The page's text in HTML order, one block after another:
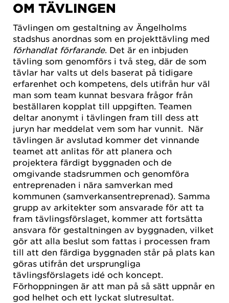
OM TÄVLINGEN
Tävlingen om gestaltning av Ängelholms
stadshus anordnas som en projekttävling med
förhandlat förfarande. Det är en inbjuden
tävling som genomförs i två steg, där de som
tävlar har valts ut dels baserat på tidigare
erfarenhet och kompetens, dels utifrån hur väl
man som team kunnat besvara frågor från
beställaren kopplat till uppgiften. Teamen
deltar anonymt i tävlingen fram till dess att
juryn har meddelat vem som har vunnit. När
tävlingen är avslutad kommer det vinnande
teamet att anlitas för att planera och
projektera färdigt byggnaden och de
omgivande stadsrummen och genomföra
entreprenaden i nära samverkan med
kommunen (samverkansentreprenad). Samma
grupp av arkitekter som ansvarade för att ta
fram tävlingsförslaget, kommer att fortsätta
ansvara för gestaltningen av byggnaden, vilket
gör att alla beslut som fattas i processen fram
till att den färdiga byggnaden står på plats kan
göras utifrån det ursprungliga
tävlingsförslagets idé och koncept.
Förhoppningen är att man på så sätt uppnår en
god helhet och ett lyckat slutresultat.